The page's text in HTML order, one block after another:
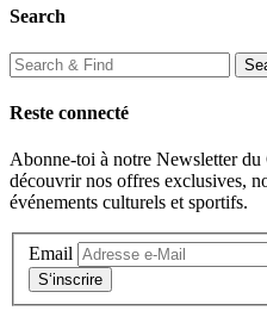
Search
Reste connecté
Abonne-toi à notre Newsletter
découvrir nos offres exclusives,
événements culturels et sportifs.
Email
S‘inscrire